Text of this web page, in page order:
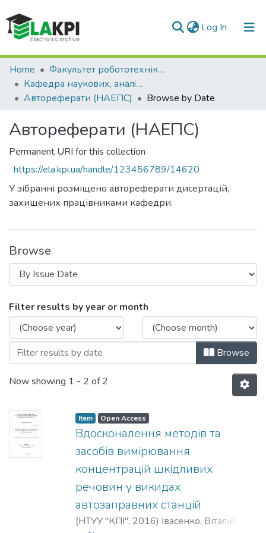
Log In (current)
Communities & Collections
All of DSpace
Home
Факультет робототехніки та приладобудування (ФРП)
Кафедра наукових, аналiтичних та екологiчних приладiв i систем (НАЕПС)
Автореферати (НАЕПС)
Browse by Date
Автореферати (НАЕПС)
Permanent URI for this collection
https://ela.kpi.ua/handle/123456789/14620
У зібранні розміщено автореферати дисертацій,
захищених працівниками кафедри.
Browse
Browsing Автореферати (НАЕПС) by
Filter results by year or month
Browse
Now showing 1 - 2 of 2
Item Open Access
Вдосконалення методів та
засобів вимірювання
концентрацій шкідливих
речовин у викидах
автозаправних станцій
(НТУУ "КПІ", 2016) Івасенко, Віталій